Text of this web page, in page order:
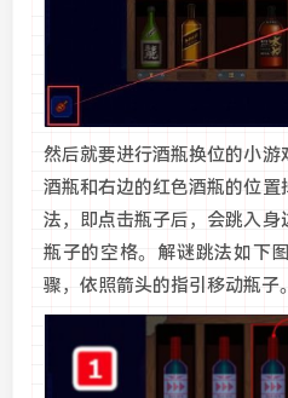
然后就要进行酒瓶换位的小
酒瓶和右边的红色酒瓶的位
法，即点击瓶子后，会跳入
瓶子的空格。解谜跳法如下
骤，依照箭头的指引移动瓶子。